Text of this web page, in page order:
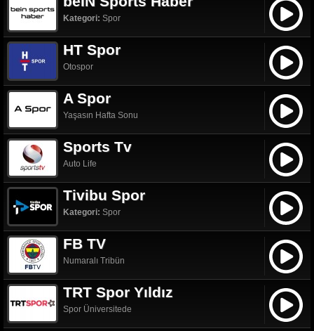
Kategori: Spor
HT Spor
Otospor
A Spor
Yaşasın Hafta Sonu
Sports Tv
Auto Life
Tivibu Spor
Kategori: Spor
FB TV
Numaralı Tribün
TRT Spor Yıldız
Spor Üniversitede